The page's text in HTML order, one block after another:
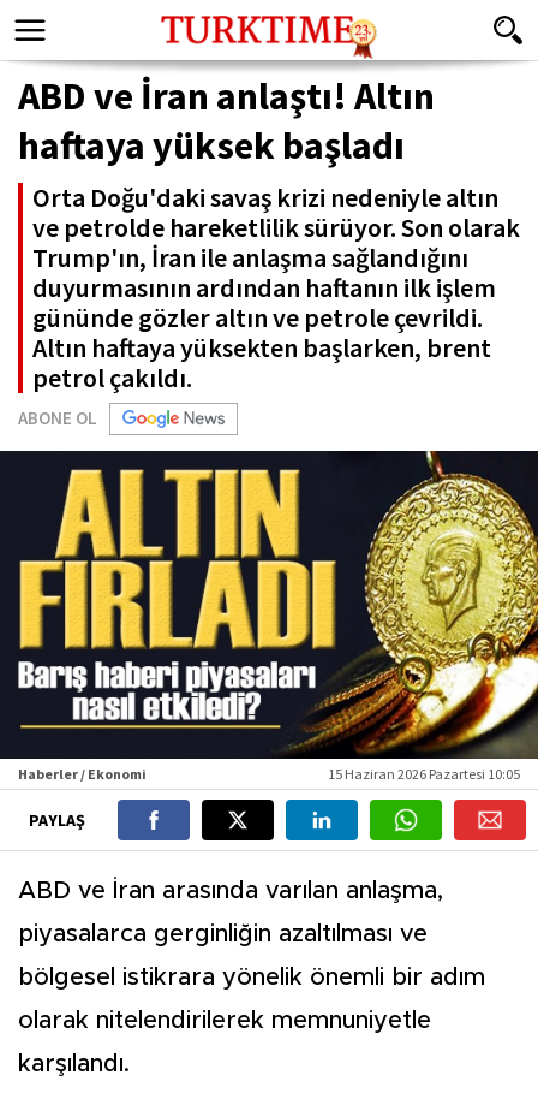
ABD ve İran anlaştı! Altın
haftaya yüksek başladı
Orta Doğu'daki savaş krizi nedeniyle altın
ve petrolde hareketlilik sürüyor. Son olarak
Trump'ın, İran ile anlaşma sağlandığını
duyurmasının ardından haftanın ilk işlem
gününde gözler altın ve petrole çevrildi.
Altın haftaya yüksekten başlarken, brent
petrol çakıldı.
ABONE OL
Haberler / Ekonomi 15 Haziran 2026 Pazartesi 10:05
PAYLAŞ
ABD ve İran arasında varılan anlaşma,
piyasalarca gerginliğin azaltılması ve
bölgesel istikrara yönelik önemli bir adım
olarak nitelendirilerek memnuniyetle
karşılandı.